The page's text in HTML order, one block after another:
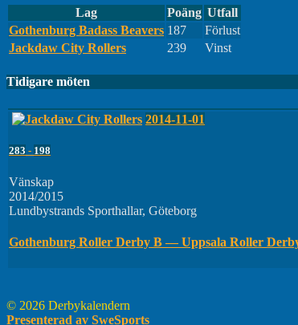
Lag Poäng Utfall
Gothenburg Badass Beavers 187
Förlust
Jackdaw City Rollers
239 Vinst
Tidigare möten
2014-11-01
283 - 198
Vänskap
2014/2015
Lundbystrands Sporthallar, Göteborg
Gothenburg Roller Derby B — Uppsala Roller
© 2026 Derbykalendern
Presenterad av SweSports